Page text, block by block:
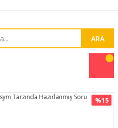
ARA
%15